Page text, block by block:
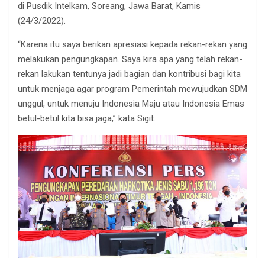
di Pusdik Intelkam, Soreang, Jawa Barat, Kamis
(24/3/2022).
“Karena itu saya berikan apresiasi kepada rekan-rekan yang
melakukan pengungkapan. Saya kira apa yang telah rekan-
rekan lakukan tentunya jadi bagian dan kontribusi bagi kita
untuk menjaga agar program Pemerintah mewujudkan SDM
unggul, untuk menuju Indonesia Maju atau Indonesia Emas
betul-betul kita bisa jaga,” kata Sigit.